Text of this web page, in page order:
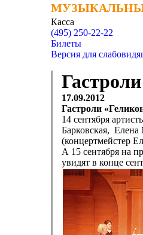
Касса
(495) 250-22-22
Билеты
Версия для
17.09.2012
Гастроли
14 сентября
Барковская,
(концертмейстер
А 15 сентября на
увидят в конце